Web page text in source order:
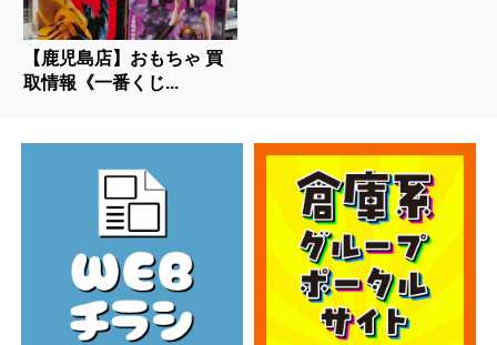
【鹿児島店】おもちゃ 買
取情報《一番くじ...